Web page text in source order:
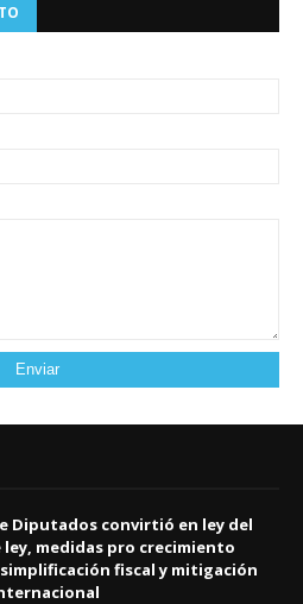
Diputados convirtió en ley del
medidas pro crecimiento
fiscal y mitigación